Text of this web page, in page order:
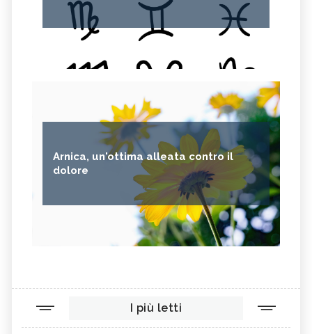
Arnica, un'ottima alleata contro il
dolore
I più letti